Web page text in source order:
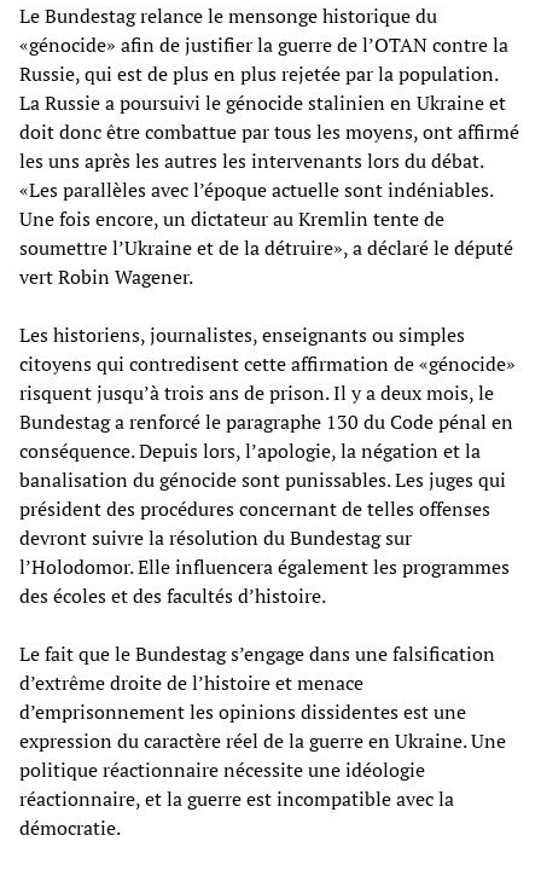
Le Bundestag relance le mensonge historique du
«génocide» afin de justifier la guerre de l’OTAN contre la
Russie, qui est de plus en plus rejetée par la population.
La Russie a poursuivi le génocide stalinien en Ukraine et
doit donc être combattue par tous les moyens, ont affirmé
les uns après les autres les intervenants lors du débat.
«Les parallèles avec l’époque actuelle sont indéniables.
Une fois encore, un dictateur au Kremlin tente de
soumettre l’Ukraine et de la détruire», a déclaré le député
vert Robin Wagener.
Les historiens, journalistes, enseignants ou simples
citoyens qui contredisent cette affirmation de «génocide»
risquent jusqu’à trois ans de prison. Il y a deux mois, le
Bundestag a renforcé le paragraphe 130 du Code pénal en
conséquence. Depuis lors, l’apologie, la négation et la
banalisation du génocide sont punissables. Les juges qui
président des procédures concernant de telles offenses
devront suivre la résolution du Bundestag sur
l’Holodomor. Elle influencera également les programmes
des écoles et des facultés d’histoire.
Le fait que le Bundestag s’engage dans une falsification
d’extrême droite de l’histoire et menace
d’emprisonnement les opinions dissidentes est une
expression du caractère réel de la guerre en Ukraine. Une
politique réactionnaire nécessite une idéologie
réactionnaire, et la guerre est incompatible avec la
démocratie.